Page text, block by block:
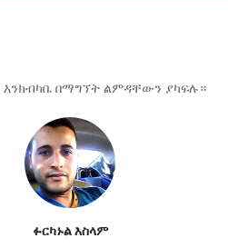
በማግኘት ልምዳቸውን ያካፍሉ።
ፉርካኑል እስላም